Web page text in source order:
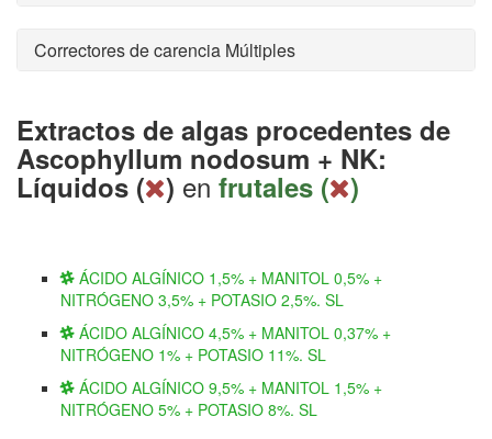
Correctores de carencia Múltiples
Extractos de algas procedentes de
Ascophyllum nodosum + NK:
Líquidos ( ) en frutales ( )
ÁCIDO ALGÍNICO 1,5% + MANITOL 0,5% +
NITRÓGENO 3,5% + POTASIO 2,5%. SL
ÁCIDO ALGÍNICO 4,5% + MANITOL 0,37% +
NITRÓGENO 1% + POTASIO 11%. SL
ÁCIDO ALGÍNICO 9,5% + MANITOL 1,5% +
NITRÓGENO 5% + POTASIO 8%. SL